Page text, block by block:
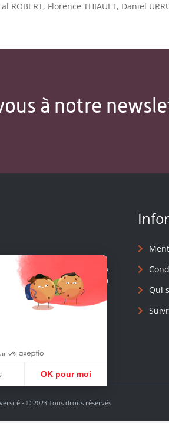
ROBERT, Florence THIAULT, Daniel
à notre
Maison Sciences de l'Homme
des connaissances en
Qui
- © 2023 Tous droits réservés